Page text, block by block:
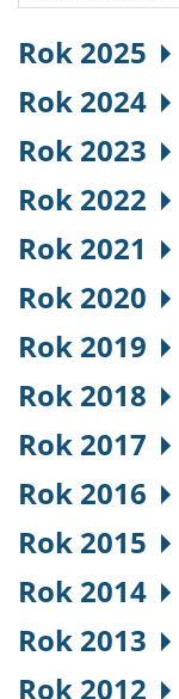
Rok 2025
Rok 2024
Rok 2023
Rok 2022
Rok 2021
Rok 2020
Rok 2019
Rok 2018
Rok 2017
Rok 2016
Rok 2015
Rok 2014
Rok 2013
Rok 2012